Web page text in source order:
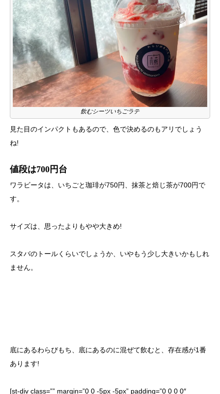
飲むシーツいちごラテ
見た目のインパクトもあるので、色で決めるのもアリでしょう
ね!
値段は700円台
ワラビータは、いちごと珈琲が750円、抹茶と焙じ茶が700円で
す。
サイズは、思ったよりもやや大きめ!
スタバのトールくらいでしょうか、いやもう少し大きいかもしれ
ません。
底にあるわらびもち、底にあるのに混ぜて飲むと、存在感が1番
あります!
[st-div class=”” margin=”0 0 -5px -5px” padding=”0 0 0 0″